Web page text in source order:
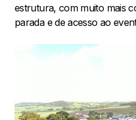
estrutura, com muito mais
parada e de acesso ao